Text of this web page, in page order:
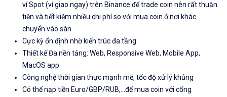
ví Spot (ví giao ngay) trên Binance để trade coin nên rất thuận
tiện và tiết kiệm nhiều chi phí so với mua coin ở nơi khác
chuyển vào sàn
Cực kỳ ổn định nhờ kiến trúc đa tầng
Thiết kế Đa nền tảng: Web, Responsive Web, Mobile App,
MacOS app
Công nghệ thời gian thực mạnh mẽ, tốc độ xử lý khủng
Có thể nạp tiền Euro/GBP/RUB,...để mua coin với cổng